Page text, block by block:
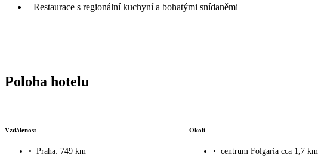
Restaurace s regionální kuchyní a bohatými snídaněmi
Poloha hotelu
Vzdálenost
• Praha: 749 km
Okolí
• centrum Folgaria cca 1,7 km